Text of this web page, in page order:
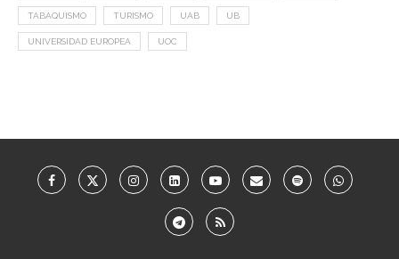
TABAQUISMO TURISMO UAB UB
UNIVERSIDAD EUROPEA UOC